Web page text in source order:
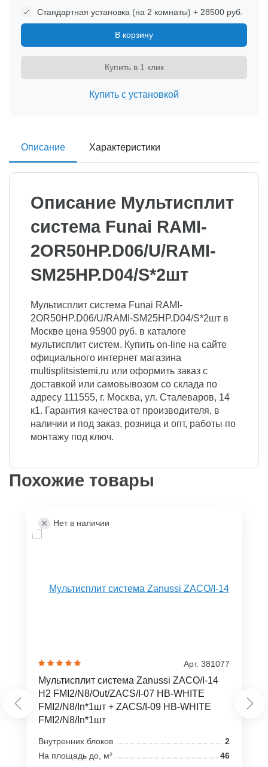
Стандартная установка (на 2 комнаты) + 28500 руб.
В корзину
Купить в 1 клик
Купить с установкой
Описание Характеристики
Описание Мультисплит
система Funai RAMI-
2OR50HP.D06/U/RAMI-
SM25HP.D04/S*2шт
Мультисплит система Funai RAMI-
2OR50HP.D06/U/RAMI-SM25HP.D04/S*2шт в
Москве цена 95900 руб. в каталоге
мультисплит систем. Купить on-line на сайте
официального интернет магазина
multisplitsistemi.ru или оформить заказ с
доставкой или самовывозом со склада по
адресу 111555, г. Москва, ул. Сталеваров, 14
к1. Гарантия качества от производителя, в
наличии и под заказ, розница и опт, работы по
монтажу под ключ.
Похожие товары
Нет в наличии
Арт. 381077
Мультисплит система Zanussi ZACO/I-14
H2 FMI2/N8/Out/ZACS/I-07 HB-WHITE
FMI2/N8/In*1шт + ZACS/I-09 HB-WHITE
FMI2/N8/In*1шт
Внутренних блоков
2
На площадь до, м²
46